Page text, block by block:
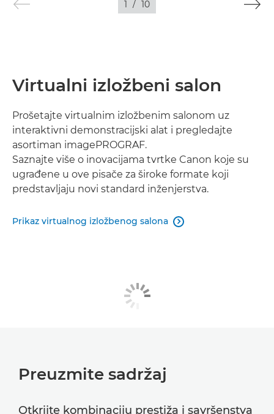
1 / 10
Virtualni izložbeni salon
Prošetajte virtualnim izložbenim salonom uz
interaktivni demonstracijski alat i pregledajte
asortiman imagePROGRAF.
Saznajte više o inovacijama tvrtke Canon koje su
ugrađene u ove pisače za široke formate koji
predstavljaju novi standard inženjerstva.
Prikaz virtualnog izložbenog salona 
Preuzmite sadržaj
Otkrijte kombinaciju prestiža i savršenstva